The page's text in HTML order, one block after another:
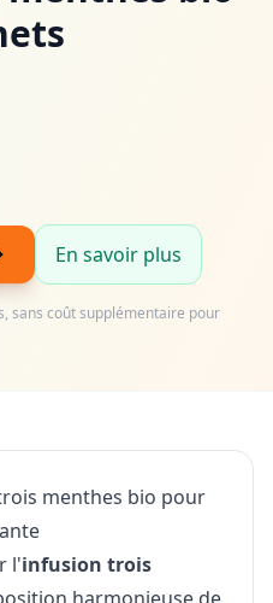
En savoir plus
sans coût supplémentaire pour
menthes bio pour
l'infusion trois